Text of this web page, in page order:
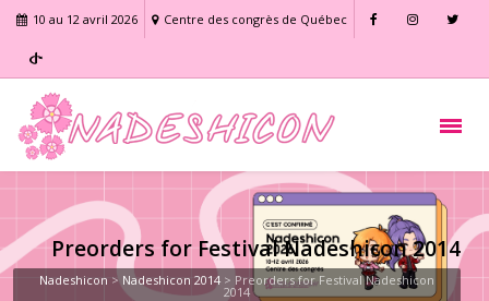
10 au 12 avril 2026 Centre des congrès de Québec
Preorders for Festival Nadeshicon 2014
Nadeshicon > Nadeshicon 2014> Preorders for Festival Nadeshicon
2014